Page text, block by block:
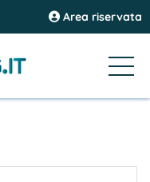
Area riservata